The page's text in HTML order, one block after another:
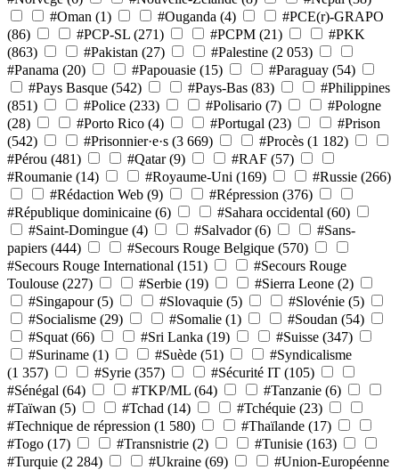
#Oman (1) #Ouganda (4)
#PCE(r)-GRAPO
(86)
#PCP-SL (271) #PCPM (21)
#PKK
(863)
#Pakistan (27) #Palestine (2 053)
#Panama (20) #Papouasie (15) #Paraguay (54)
#Pays Basque (542) #Pays-Bas (83)
#Philippines
(851)
#Police (233) #Polisario (7)
#Pologne
(28)
#Porto Rico (4) #Portugal (23)
#Prison
(542)
#Prisonnier·e·s (3 669) #Procès (1 182)
#Pérou (481) #Qatar (9) #RAF (57)
#Roumanie (14) #Royaume-Uni (169) #Russie (266)
#Rédaction Web (9) #Répression (376)
#République dominicaine (6) #Sahara occidental (60)
#Saint-Domingue (4) #Salvador (6)
#Sans-
papiers (444) #Secours Rouge Belgique (570)
#Secours Rouge International (151)
#Secours Rouge
Toulouse (227) #Serbie (19) #Sierra Leone (2)
#Singapour (5) #Slovaquie (5) #Slovénie (5)
#Socialisme (29) #Somalie (1) #Soudan (54)
#Squat (66) #Sri Lanka (19) #Suisse (347)
#Suriname (1) #Suède (51)
#Syndicalisme
(1 357)
#Syrie (357) #Sécurité IT (105)
#Sénégal (64) #TKP/ML (64) #Tanzanie (6)
#Taïwan (5) #Tchad (14) #Tchéquie (23)
#Technique de répression (1 580) #Thaïlande (17)
#Togo (17) #Transnistrie (2) #Tunisie (163)
#Turquie (2 284) #Ukraine (69)
#Union-Européenne